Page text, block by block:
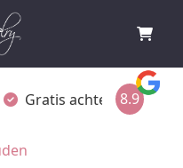
Gratis achteraf betalen
8.9